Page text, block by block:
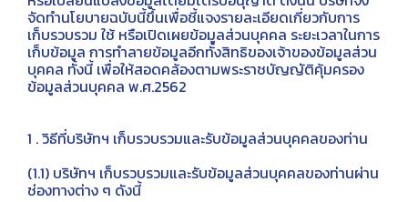
จัดทำนโยบายฉบับนี้ขึ้นเพื่อชี้แจงรายละเอียดเกี่ยวกับการ
เก็บรวบรวม ใช้ หรือเปิดเผยข้อมูลส่วนบุคคล ระยะเวลาในการ
เก็บข้อมูล การทำลายข้อมูลอีกทั้งสิทธิของเจ้าของข้อมูลส่วน
บุคคล ทั้งนี้ เพื่อให้สอดคล้องตามพระราชบัญญัติคุ้มครอง
ข้อมูลส่วนบุคคล พ.ศ.2562
1 . วิธีที่บริษัทฯ เก็บรวบรวมและรับข้อมูลส่วนบุคคลของท่าน
(1.1) บริษัทฯ เก็บรวบรวมและรับข้อมูลส่วนบุคคลของท่านผ่าน
ช่องทางต่าง ๆ ดังนี้